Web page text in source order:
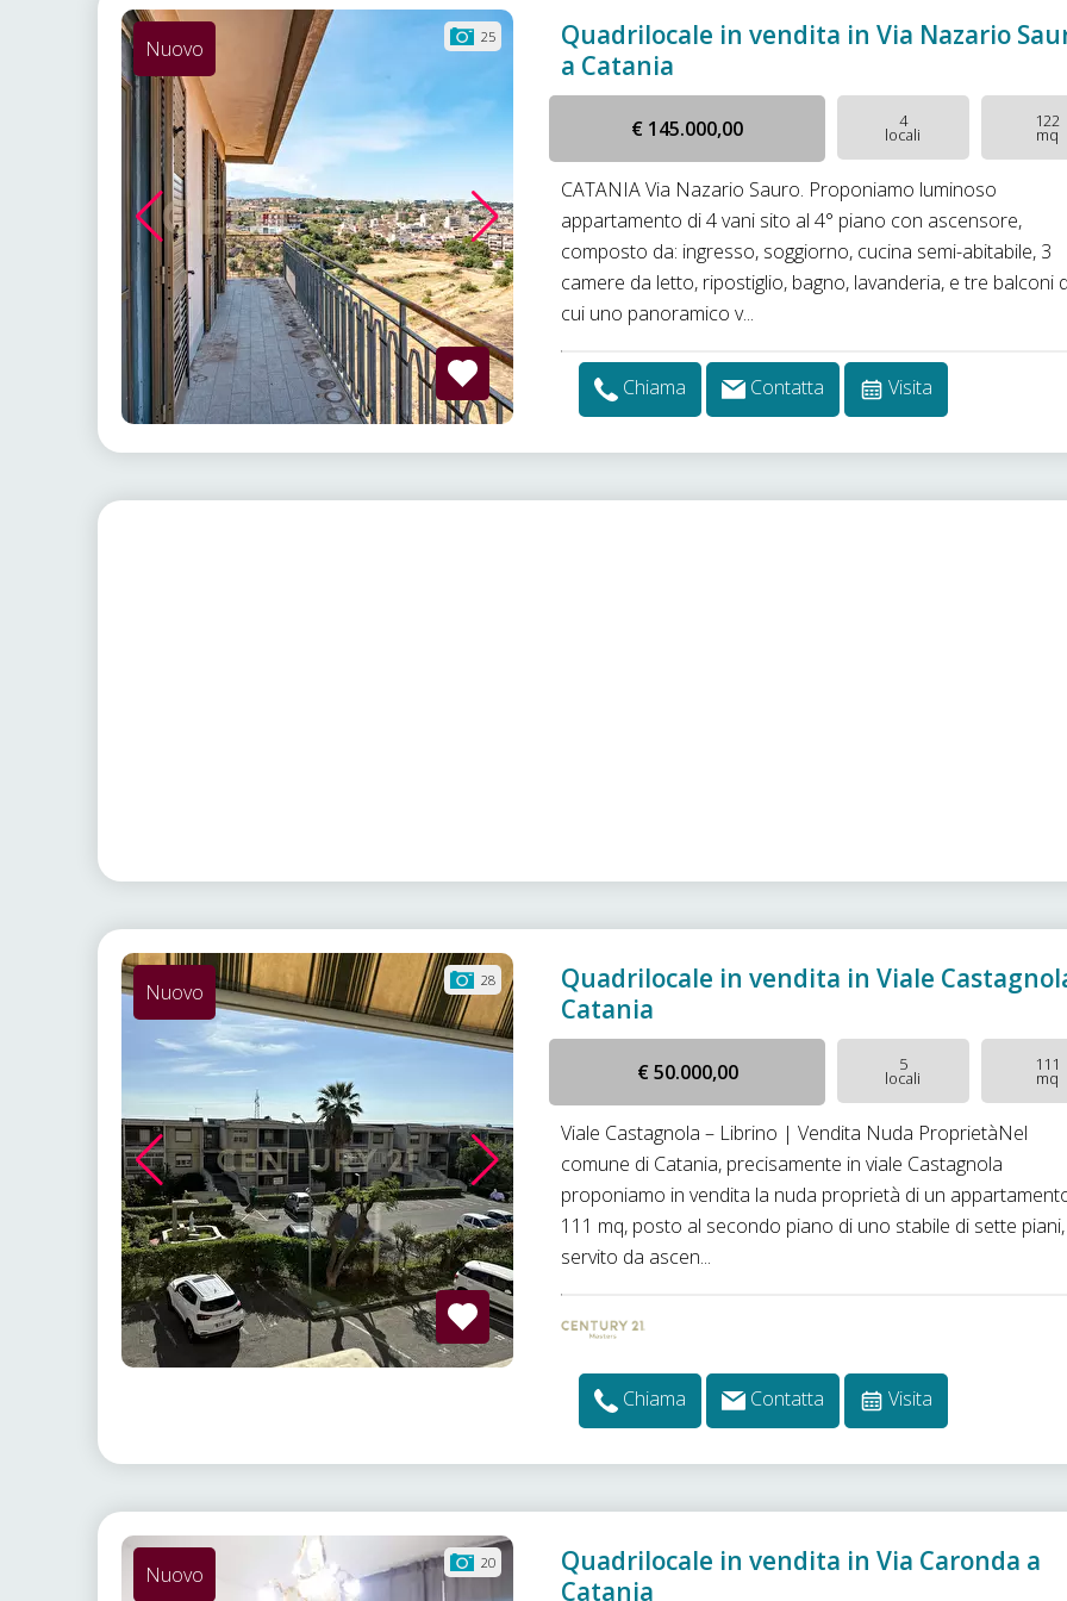
25
Nuovo
Quadrilocale in vendita in Via Nazario
a Catania
€ 145.000,00 4
locali
122
mq
CATANIA Via Nazario Sauro. Proponiamo luminoso
appartamento di 4 vani sito al 4° piano con ascensore,
composto da: ingresso, soggiorno, cucina semi-abitabile, 3
camere da letto, ripostiglio, bagno, lavanderia, e tre balconi
cui uno panoramico v...
Chiama Contatta Visita
28
Nuovo
Quadrilocale in vendita in Viale
Catania
€ 50.000,00 5
locali
111
mq
Viale Castagnola – Librino | Vendita Nuda ProprietàNel
comune di Catania, precisamente in viale Castagnola
proponiamo in vendita la nuda proprietà di un
111 mq, posto al secondo piano di uno stabile di sette piani,
servito da ascen...
Chiama Contatta Visita
20
Nuovo
Quadrilocale in vendita in Via Caronda a
Catania